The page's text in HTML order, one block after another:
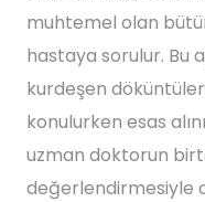
muhtemel olan
hastaya sorulur. Bu
kurdeşen
konulurken esas
uzman doktorun
değerlendirmesiyle